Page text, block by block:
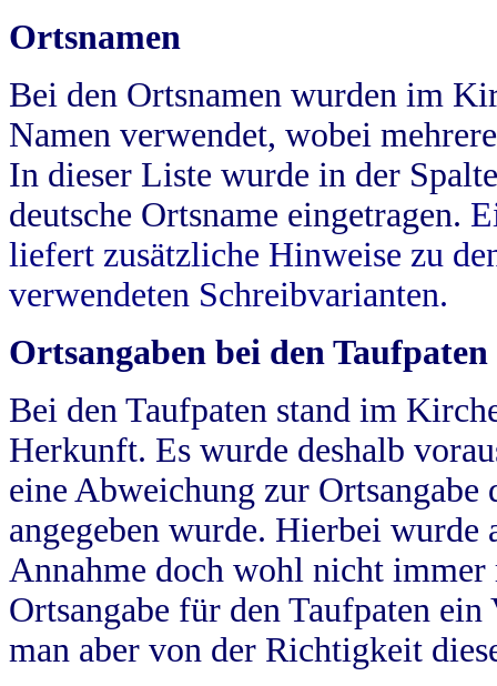
Ortsnamen
Bei den Ortsnamen wurden im
Namen verwendet, wobei
In dieser Liste wurde in der
deutsche Ortsname eingetragen.
liefert zusätzliche Hinweise zu
verwendeten Schreibvarianten.
Ortsangaben bei den Taufpaten
Bei den Taufpaten stand im
Herkunft. Es wurde deshalb
eine Abweichung zur
angegeben wurde. Hierbei wurde
Annahme doch wohl nicht
Ortsangabe für den Taufpaten
man aber von der Richtigkeit